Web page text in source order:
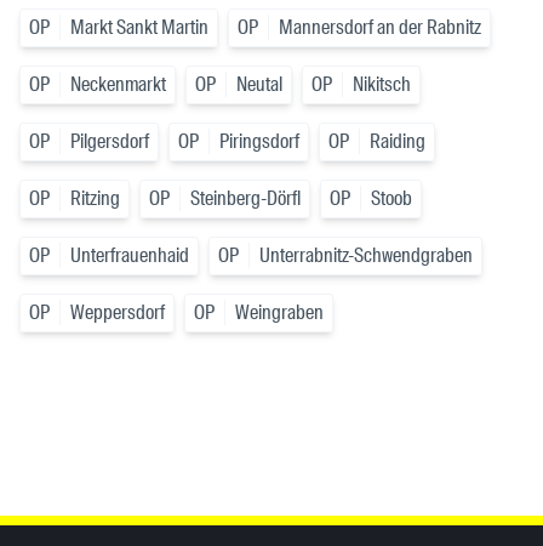
OP Markt Sankt Martin OP Mannersdorf an der Rabnitz
OP Neckenmarkt OP Neutal OP Nikitsch
OP Pilgersdorf OP Piringsdorf OP Raiding
OP Ritzing OP Steinberg-Dörfl OP Stoob
OP Unterfrauenhaid OP Unterrabnitz-Schwendgraben
OP Weppersdorf OP Weingraben